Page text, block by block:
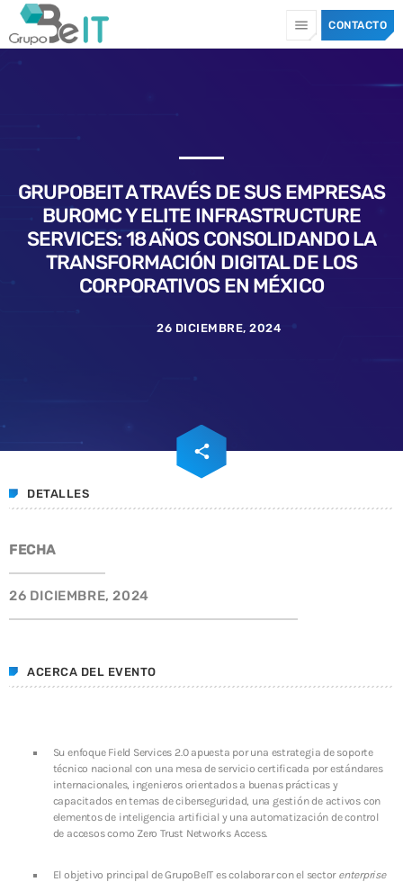
menu CONTACTO
10 JULIO, 2026
20 años de historia juntos
10 JULIO, 2026
eficiencia en resiliencia operativa
10 JULIO, 2026
en continuidad operativa
3 JUNIO, 2026
SOC y NOC: el corazón de la continuidad operativa
en la era digital
GRUPOBEIT A TRAVÉS DE SUS EMPRESAS
BUROMC Y ELITE INFRASTRUCTURE
SERVICES: 18 AÑOS CONSOLIDANDO LA
TRANSFORMACIÓN DIGITAL DE LOS
CORPORATIVOS EN MÉXICO
26 DICIEMBRE, 2024
share
email
DETALLES
FECHA
26 DICIEMBRE, 2024
ACERCA DEL EVENTO
Su enfoque Field Services 2.0 apuesta por una estrategia de soporte
técnico nacional con una mesa de servicio certificada por estándares
internacionales, ingenieros orientados a buenas prácticas y
capacitados en temas de ciberseguridad, una gestión de activos con
elementos de inteligencia artificial y una automatización de control
de accesos como Zero Trust Networks Access.
El objetivo principal de GrupoBeIT es colaborar con el sector enterprise